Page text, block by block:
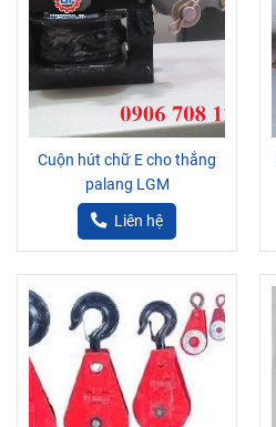
Cuộn hút chữ E cho thắng
palang LGM
Liên hệ